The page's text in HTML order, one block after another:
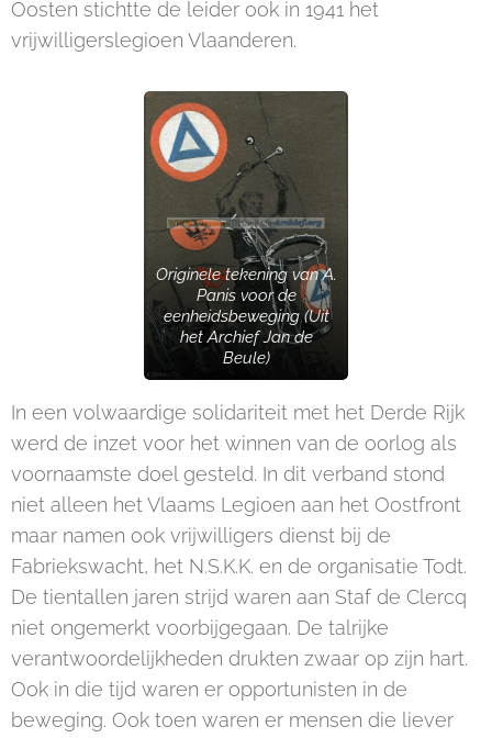
Oosten stichtte de leider ook in 1941 het
vrijwilligerslegioen Vlaanderen.
Originele tekening van A.
Panis voor de
eenheidsbeweging (Uit
het Archief Jan de
Beule)
In een volwaardige solidariteit met het Derde Rijk
werd de inzet voor het winnen van de oorlog als
voornaamste doel gesteld. In dit verband stond
niet alleen het Vlaams Legioen aan het Oostfront
maar namen ook vrijwilligers dienst bij de
Fabriekswacht, het N.S.K.K. en de organisatie Todt.
De tientallen jaren strijd waren aan Staf de Clercq
niet ongemerkt voorbijgegaan. De talrijke
verantwoordelijkheden drukten zwaar op zijn hart.
Ook in die tijd waren er opportunisten in de
beweging. Ook toen waren er mensen die liever